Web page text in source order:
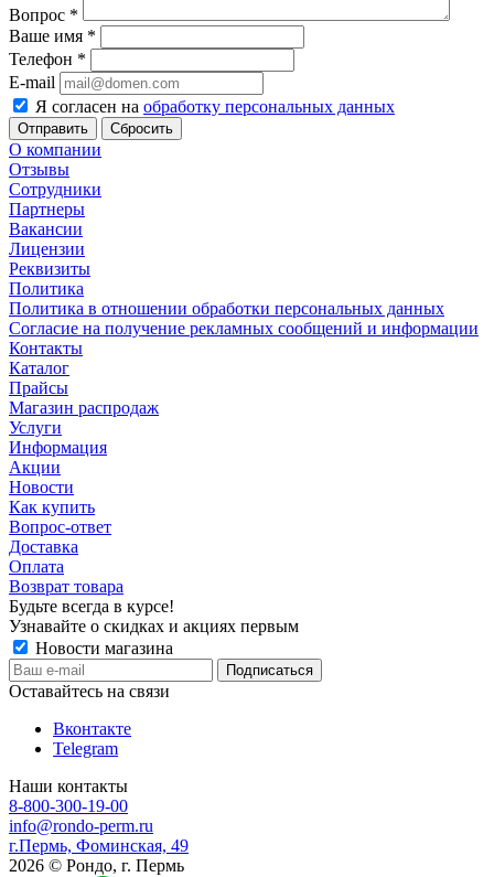
Вопрос *
Ваше имя *
Телефон *
E-mail
Я согласен на обработку персональных данных
Сбросить
О компании
Отзывы
Сотрудники
Партнеры
Вакансии
Лицензии
Реквизиты
Политика
Политика в отношении обработки персональных данных
Согласие на получение рекламных сообщений и информации
Контакты
Каталог
Прайсы
Магазин распродаж
Услуги
Информация
Акции
Новости
Как купить
Вопрос-ответ
Доставка
Оплата
Возврат товара
Будьте всегда в курсе!
Узнавайте о скидках и акциях первым
Новости магазина
Оставайтесь на связи
Вконтакте
Telegram
Наши контакты
8-800-300-19-00
info@rondo-perm.ru
г.Пермь, Фоминская, 49
2026 © Рондо, г. Пермь